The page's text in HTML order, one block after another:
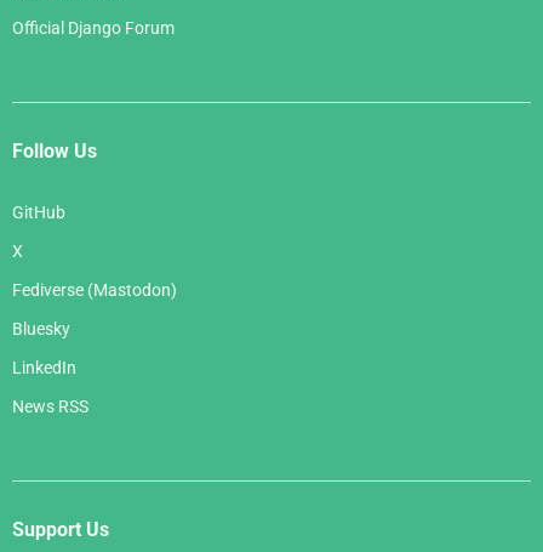
Official Django Forum
Follow Us
GitHub
X
Fediverse (Mastodon)
Bluesky
LinkedIn
News RSS
Support Us